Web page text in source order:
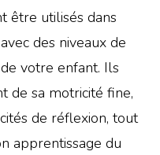
être utilisés dans
des niveaux de
votre enfant. Ils
de sa motricité fine,
de réflexion, tout
apprentissage du